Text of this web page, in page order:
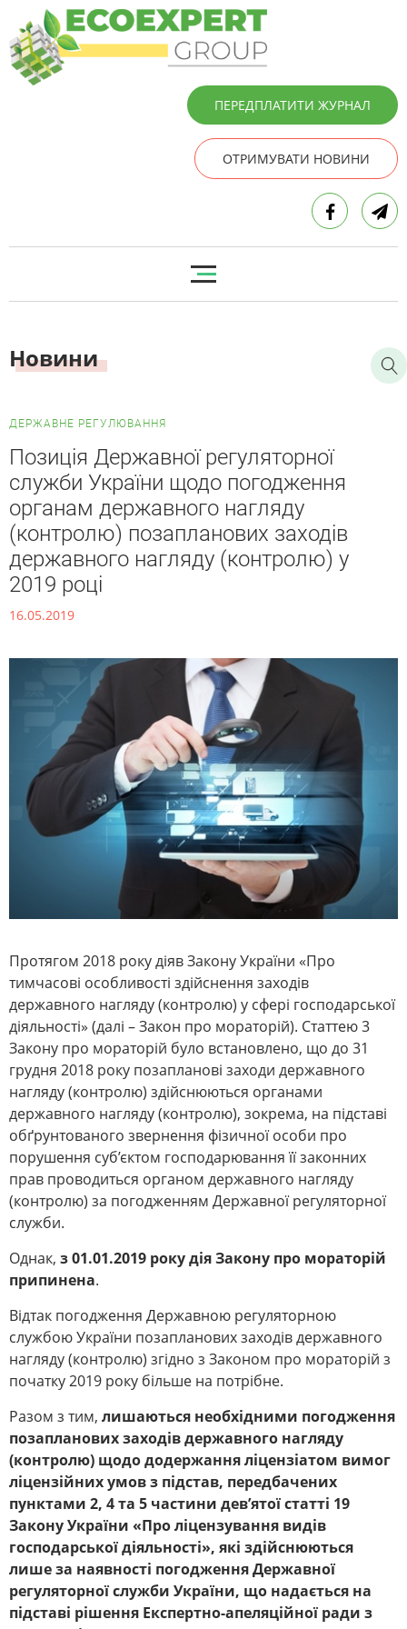
ПЕРЕДПЛАТИТИ ЖУРНАЛ
ОТРИМУВАТИ НОВИНИ
Новини
ДЕРЖАВНЕ РЕГУЛЮВАННЯ
Позиція Державної регуляторної
служби України щодо погодження
органам державного нагляду
(контролю) позапланових заходів
державного нагляду (контролю) у
2019 році
16.05.2019
Протягом 2018 року діяв Закону України «Про
тимчасові особливості здійснення заходів
державного нагляду (контролю) у сфері господарської
діяльності» (далі – Закон про мораторій). Статтею 3
Закону про мораторій було встановлено, що до 31
грудня 2018 року позапланові заходи державного
нагляду (контролю) здійснюються органами
державного нагляду (контролю), зокрема, на підставі
обґрунтованого звернення фізичної особи про
порушення суб’єктом господарювання її законних
прав проводиться органом державного нагляду
(контролю) за погодженням Державної регуляторної
служби.
Однак, з 01.01.2019 року дія Закону про мораторій
припинена.
Відтак погодження Державною регуляторною
службою України позапланових заходів державного
нагляду (контролю) згідно з Законом про мораторій з
початку 2019 року більше на потрібне.
Разом з тим, лишаються необхідними погодження
позапланових заходів державного нагляду
(контролю) щодо додержання ліцензіатом вимог
ліцензійних умов з підстав, передбачених
пунктами 2, 4 та 5 частини дев’ятої статті 19
Закону України «Про ліцензування видів
господарської діяльності», які здійснюються
лише за наявності погодження Державної
регуляторної служби України, що надається на
підставі рішення Експертно-апеляційної ради з